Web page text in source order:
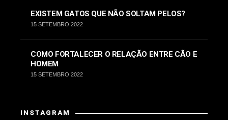
EXISTEM GATOS QUE NÃO SOLTAM PELOS?
15 SETEMBRO 2022
COMO FORTALECER O RELAÇÃO ENTRE CÃO E
HOMEM
15 SETEMBRO 2022
INSTAGRAM